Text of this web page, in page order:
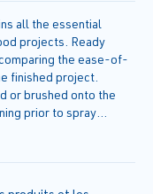
all the essential
projects. Ready
the ease-of-
finished project.
or brushed onto the
prior to spray
Ready Seal® will
no wet-line
no specific